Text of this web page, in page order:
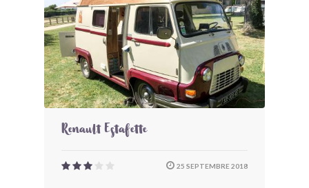
Renault Estafette
25 SEPTEMBRE 2018